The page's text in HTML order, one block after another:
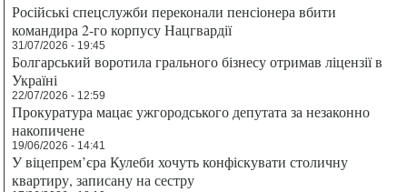
Російські спецслужби переконали пенсіонера вбити
командира 2-го корпусу Нацгвардії
31/07/2026 - 19:45
Болгарський воротила грального бізнесу отримав ліцензії в
Україні
22/07/2026 - 12:59
Прокуратура мацає ужгородського депутата за незаконно
накопичене
19/06/2026 - 14:41
У віцепрем’єра Кулеби хочуть конфіскувати столичну
квартиру, записану на сестру